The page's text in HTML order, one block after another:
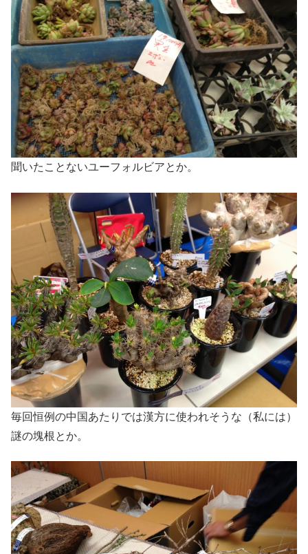
聞いたことないユーフォルビアとか。
毎回恒例の中国あたりでは漢方に使われそうな（私には）
謎の塊根とか。